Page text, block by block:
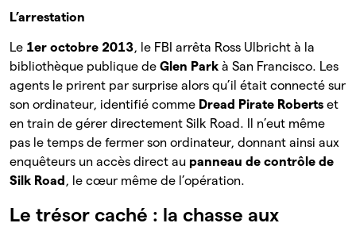
L’arrestation
Le 1er octobre 2013, le FBI arrêta Ross Ulbricht à la
bibliothèque publique de Glen Park à San Francisco. Les
agents le prirent par surprise alors qu’il était connecté sur
son ordinateur, identifié comme Dread Pirate Roberts et
en train de gérer directement Silk Road. Il n’eut même
pas le temps de fermer son ordinateur, donnant ainsi aux
enquêteurs un accès direct au panneau de contrôle de
Silk Road , le cœur même de l’opération.
Le trésor caché : la chasse aux